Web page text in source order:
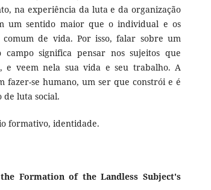
na experiência da luta e da organização
um sentido maior que o individual e os
de vida. Por isso, falar sobre um
significa pensar nos sujeitos que
veem nela sua vida e seu trabalho. A
fazer-se humano, um ser que constrói e é
luta social.
formativo, identidade.
Formation of the Landless Subject's